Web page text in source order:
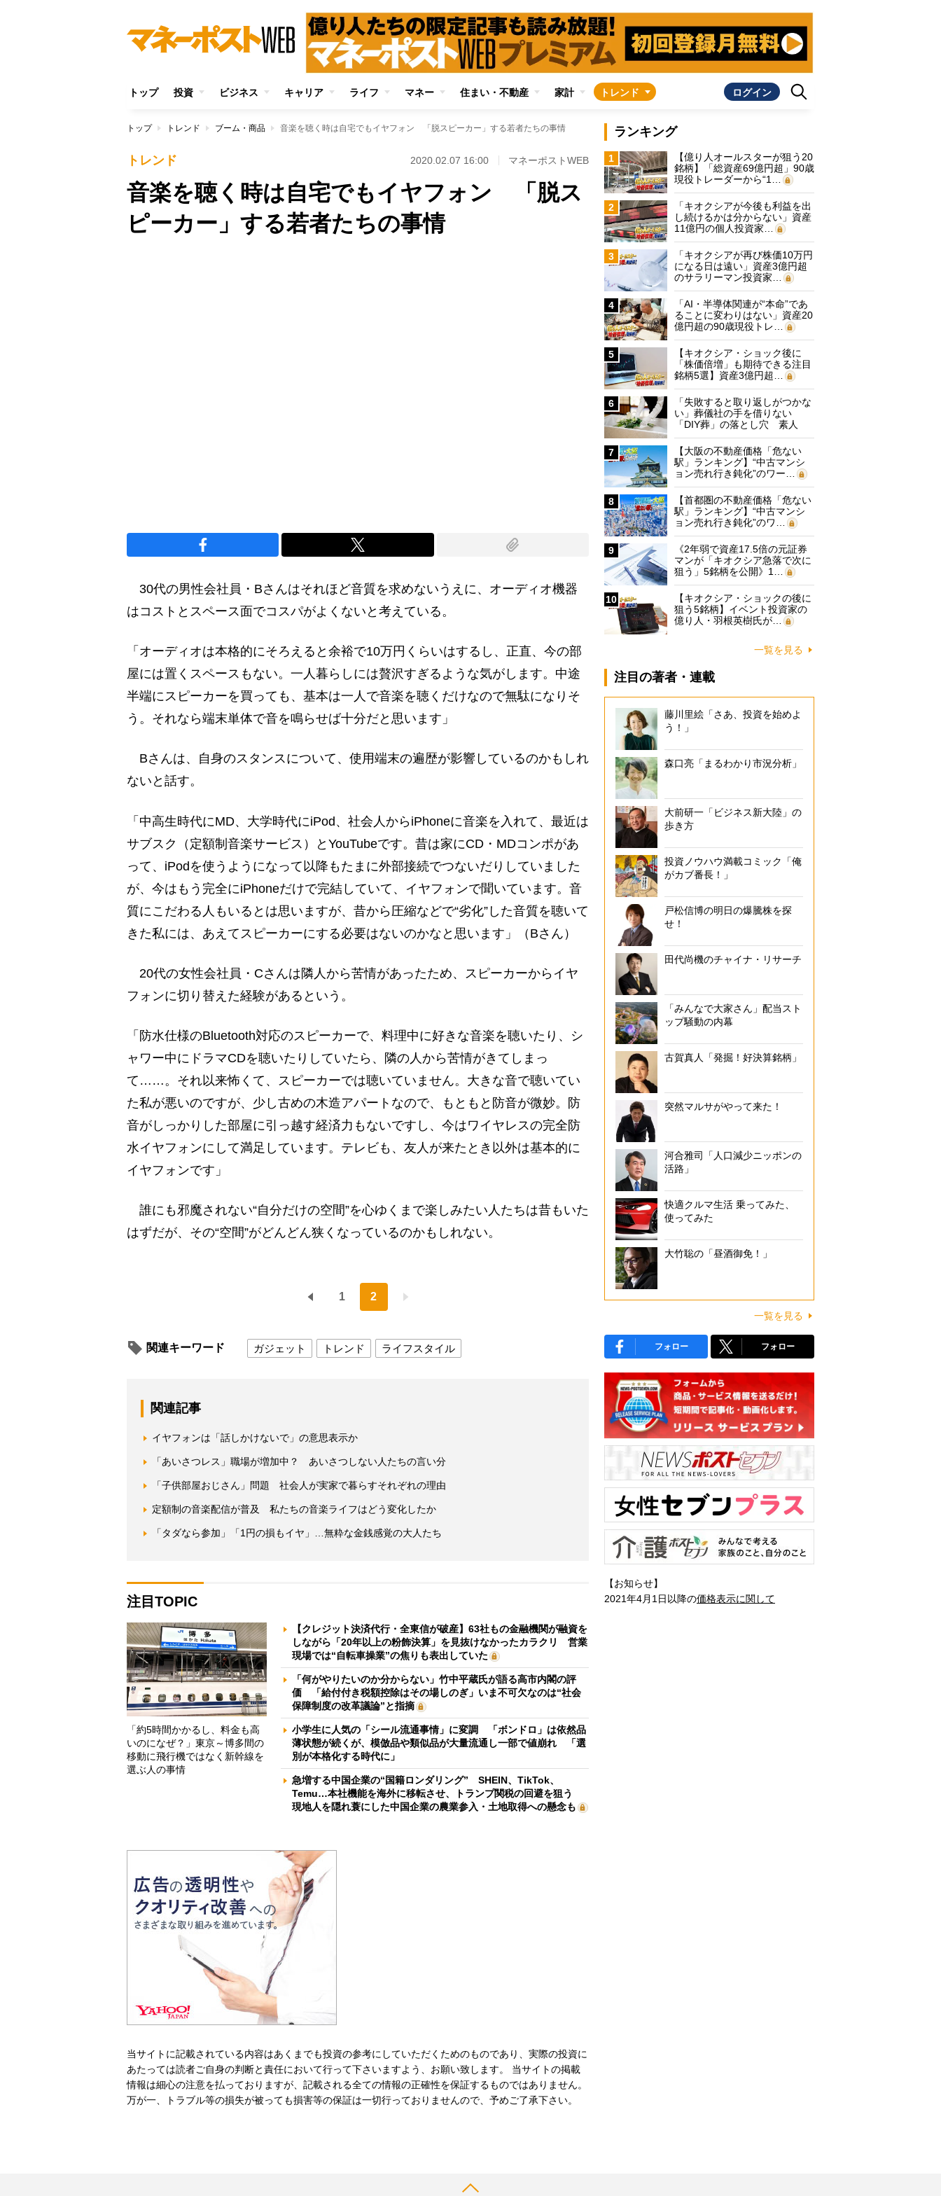
トップ 投資 ビジネス キャリア ライフ マネー 住まい・不動産 家計 トレンド ログイン
トップ トレンド ブーム・商品 音楽を聴く時は自宅でもイヤフォン 「脱スピーカー」する若者たちの事情
トレンド 2020.02.07 16:00 マネーポストWEB
音楽を聴く時は自宅でもイヤフォン 「脱ス
ピーカー」する若者たちの事情
30代の男性会社員・Bさんはそれほど音質を求めないうえに、オーディオ機器
はコストとスペース面でコスパがよくないと考えている。
「オーディオは本格的にそろえると余裕で10万円くらいはするし、正直、今の部
屋には置くスペースもない。一人暮らしには贅沢すぎるような気がします。中途
半端にスピーカーを買っても、基本は一人で音楽を聴くだけなので無駄になりそ
う。それなら端末単体で音を鳴らせば十分だと思います」
Bさんは、自身のスタンスについて、使用端末の遍歴が影響しているのかもしれ
ないと話す。
「中高生時代にMD、大学時代にiPod、社会人からiPhoneに音楽を入れて、最近は
サブスク（定額制音楽サービス）とYouTubeです。昔は家にCD・MDコンポがあ
って、iPodを使うようになって以降もたまに外部接続でつないだりしていました
が、今はもう完全にiPhoneだけで完結していて、イヤフォンで聞いています。音
質にこだわる人もいるとは思いますが、昔から圧縮などで“劣化”した音質を聴いて
きた私には、あえてスピーカーにする必要はないのかなと思います」（Bさん）
20代の女性会社員・Cさんは隣人から苦情があったため、スピーカーからイヤ
フォンに切り替えた経験があるという。
「防水仕様のBluetooth対応のスピーカーで、料理中に好きな音楽を聴いたり、シ
ャワー中にドラマCDを聴いたりしていたら、隣の人から苦情がきてしまっ
て……。それ以来怖くて、スピーカーでは聴いていません。大きな音で聴いてい
た私が悪いのですが、少し古めの木造アパートなので、もともと防音が微妙。防
音がしっかりした部屋に引っ越す経済力もないですし、今はワイヤレスの完全防
水イヤフォンにして満足しています。テレビも、友人が来たとき以外は基本的に
イヤフォンです」
誰にも邪魔されない“自分だけの空間”を心ゆくまで楽しみたい人たちは昔もいた
はずだが、その“空間”がどんどん狭くなっているのかもしれない。
1 2
関連キーワード ガジェット トレンド ライフスタイル
関連記事
イヤフォンは「話しかけないで」の意思表示か
「あいさつレス」職場が増加中？ あいさつしない人たちの言い分
「子供部屋おじさん」問題 社会人が実家で暮らすそれぞれの理由
定額制の音楽配信が普及 私たちの音楽ライフはどう変化したか
「タダなら参加」「1円の損もイヤ」…無粋な金銭感覚の大人たち
注目TOPIC
「約5時間かかるし、料金も高
いのになぜ？」東京～博多間の
移動に飛行機ではなく新幹線を
選ぶ人の事情
【クレジット決済代行・全東信が破産】63社もの金融機関が融資を
しながら「20年以上の粉飾決算」を見抜けなかったカラクリ 営業
現場では“自転車操業”の焦りも表出していた
「何がやりたいのか分からない」竹中平蔵氏が語る高市内閣の評
価 「給付付き税額控除はその場しのぎ」いま不可欠なのは“社会
保障制度の改革議論”と指摘
小学生に人気の「シール流通事情」に変調 「ボンドロ」は依然品
薄状態が続くが、模倣品や類似品が大量流通し一部で値崩れ 「選
別が本格化する時代に」
急増する中国企業の“国籍ロンダリング” SHEIN、TikTok、
Temu…本社機能を海外に移転させ、トランプ関税の回避を狙う
現地人を隠れ蓑にした中国企業の農業参入・土地取得への懸念も
当サイトに記載されている内容はあくまでも投資の参考にしていただくためのものであり、実際の投資に
あたっては読者ご自身の判断と責任において行って下さいますよう、お願い致します。 当サイトの掲載
情報は細心の注意を払っておりますが、記載される全ての情報の正確性を保証するものではありません。
万が一、トラブル等の損失が被っても損害等の保証は一切行っておりませんので、予めご了承下さい。
ランキング
1
【億り人オールスターが狙う20
銘柄】「総資産69億円超」90歳
現役トレーダーから“1…
2
「キオクシアが今後も利益を出
し続けるかは分からない」資産
11億円の個人投資家…
3
「キオクシアが再び株価10万円
になる日は遠い」資産3億円超
のサラリーマン投資家…
4
「AI・半導体関連が“本命”であ
ることに変わりはない」資産20
億円超の90歳現役トレ…
5
【キオクシア・ショック後に
「株価倍増」も期待できる注目
銘柄5選】資産3億円超…
6
「失敗すると取り返しがつかな
い」葬儀社の手を借りない
「DIY葬」の落とし穴 素人
に…
7
【大阪の不動産価格「危ない
駅」ランキング】“中古マンシ
ョン売れ行き鈍化”のワー…
8
【首都圏の不動産価格「危ない
駅」ランキング】“中古マンシ
ョン売れ行き鈍化”のワ…
9
《2年弱で資産17.5倍の元証券
マンが「キオクシア急落で次に
狙う」5銘柄を公開》1…
10
【キオクシア・ショックの後に
狙う5銘柄】イベント投資家の
億り人・羽根英樹氏が…
一覧を見る
注目の著者・連載
藤川里絵「さあ、投資を始めよ
う！」
森口亮「まるわかり市況分析」
大前研一「ビジネス新大陸」の
歩き方
投資ノウハウ満載コミック「俺
がカブ番長！」
戸松信博の明日の爆騰株を探
せ！
田代尚機のチャイナ・リサーチ
「みんなで大家さん」配当スト
ップ騒動の内幕
古賀真人「発掘！好決算銘柄」
突然マルサがやって来た！
河合雅司「人口減少ニッポンの
活路」
快適クルマ生活 乗ってみた、
使ってみた
大竹聡の「昼酒御免！」
一覧を見る
フォロー フォロー
【お知らせ】
2021年4月1日以降の価格表示に関して